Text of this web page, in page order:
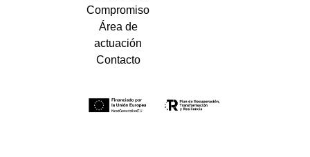
Compromiso
Área de
actuación
Contacto